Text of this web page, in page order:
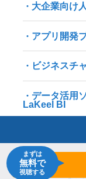
大企業向け
アプリ開発
ビジネスチ
データ活用
LaKeel BI
まずは
無料で
視聴する